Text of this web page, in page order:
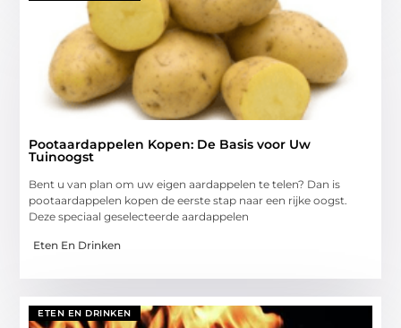
Pootaardappelen Kopen: De Basis voor Uw
Tuinoogst
Bent u van plan om uw eigen aardappelen te telen? Dan is
pootaardappelen kopen de eerste stap naar een rijke oogst.
Deze speciaal geselecteerde aardappelen
Eten En Drinken
ETEN EN DRINKEN